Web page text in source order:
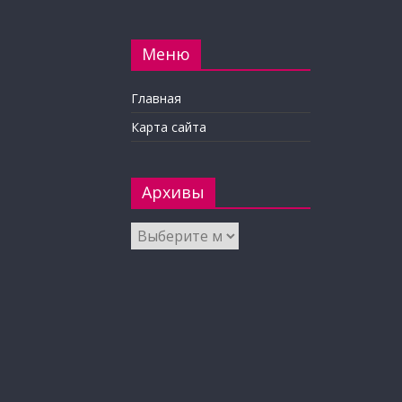
Меню
Главная
Карта сайта
Архивы
Архивы